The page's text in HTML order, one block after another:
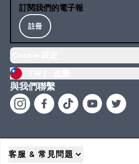
訂閱我們的電子報
註冊
與我們聯繫
客服 & 常見問題